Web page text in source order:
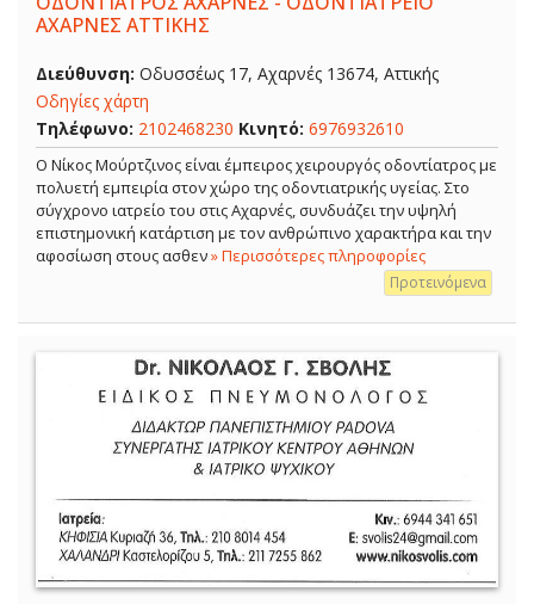
ΑΧΑΡΝΕΣ ΑΤΤΙΚΗΣ
Διεύθυνση: Οδυσσέως 17, Αχαρνές 13674, Αττικής
Οδηγίες χάρτη
Τηλέφωνο: 2102468230 Κινητό: 6976932610
Ο Νίκος Μούρτζινος είναι έμπειρος χειρουργός οδοντίατρος με
πολυετή εμπειρία στον χώρο της οδοντιατρικής υγείας. Στο
σύγχρονο ιατρείο του στις Αχαρνές, συνδυάζει την υψηλή
επιστημονική κατάρτιση με τον ανθρώπινο χαρακτήρα και την
αφοσίωση στους ασθεν» Περισσότερες πληροφορίες
Προτεινόμενα